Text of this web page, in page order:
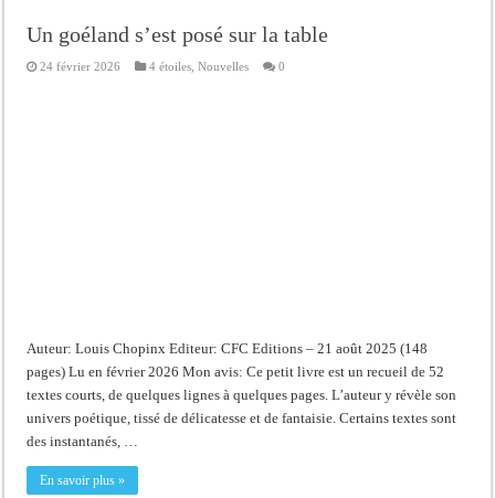
Un goéland s’est posé sur la table
24 février 2026 4 étoiles ,Nouvelles 0
Auteur: Louis Chopinx Editeur: CFC Editions – 21 août 2025 (148
pages) Lu en février 2026 Mon avis: Ce petit livre est un recueil de 52
textes courts, de quelques lignes à quelques pages. L’auteur y révèle son
univers poétique, tissé de délicatesse et de fantaisie. Certains textes sont
des instantanés, …
En savoir plus »